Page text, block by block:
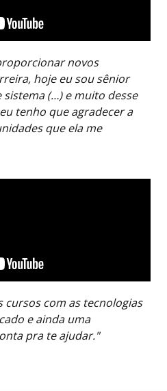
novos
hoje eu sou sênior
(…) e muito desse
tenho que agradecer a
que ela me
cursos com as tecnologias
e ainda uma
pra te ajudar."